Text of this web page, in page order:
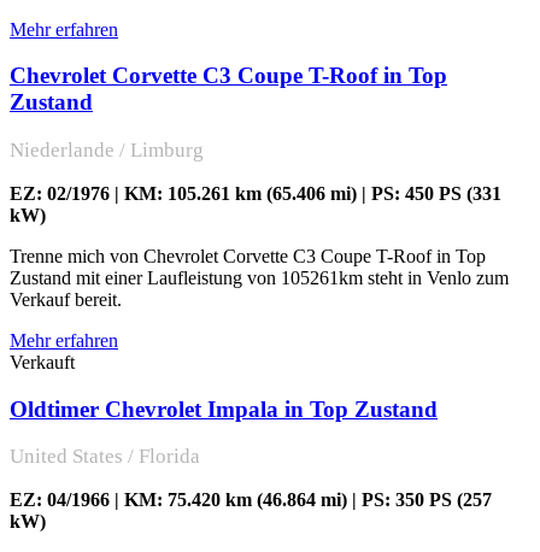
Mehr erfahren
Chevrolet Corvette C3 Coupe T-Roof in Top
Zustand
Niederlande / Limburg
EZ: 02/1976 | KM: 105.261 km (65.406 mi) | PS: 450 PS (331
kW)
Trenne mich von Chevrolet Corvette C3 Coupe T-Roof in Top
Zustand mit einer Laufleistung von 105261km steht in Venlo zum
Verkauf bereit.
Mehr erfahren
Verkauft
Oldtimer Chevrolet Impala in Top Zustand
United States / Florida
EZ: 04/1966 | KM: 75.420 km (46.864 mi) | PS: 350 PS (257
kW)